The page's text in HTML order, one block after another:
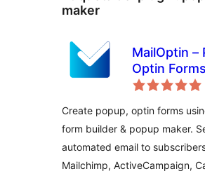
maker
MailOptin –
Optin
Email
HubSpot,
Etc.
Create popup, optin forms
form builder & popup maker.
automated email to
Mailchimp, ActiveCampaign,